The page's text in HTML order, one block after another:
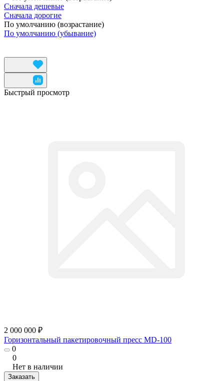
Сначала дешевые
Сначала дорогие
По умолчанию (возрастание)
По умолчанию (убывание)
Быстрый просмотр
2 000 000 ₽
Горизонтальный пакетировочный пресс MD-100
0
0
Нет в наличии
Заказать